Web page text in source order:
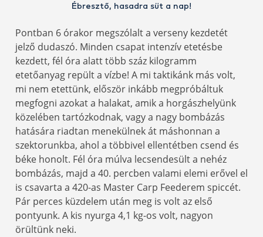
Ébresztő, hasadra süt a nap!
Pontban 6 órakor megszólalt a verseny kezdetét
jelző dudaszó. Minden csapat intenzív etetésbe
kezdett, fél óra alatt több száz kilogramm
etetőanyag repült a vízbe! A mi taktikánk más volt,
mi nem etettünk, először inkább megpróbáltuk
megfogni azokat a halakat, amik a horgászhelyünk
közelében tartózkodnak, vagy a nagy bombázás
hatására riadtan menekülnek át máshonnan a
szektorunkba, ahol a többivel ellentétben csend és
béke honolt. Fél óra múlva lecsendesült a nehéz
bombázás, majd a 40. percben valami elemi erővel el
is csavarta a 420-as Master Carp Feederem spiccét.
Pár perces küzdelem után meg is volt az első
pontyunk. A kis nyurga 4,1 kg-os volt, nagyon
örültünk neki.